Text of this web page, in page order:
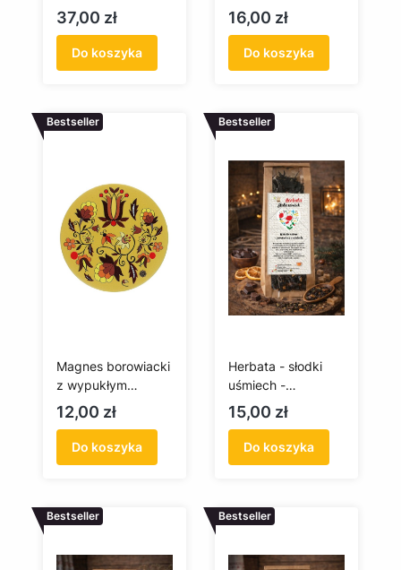
kaszubskie nuty
Cena
37,00 zł
Do koszyka
Cena
16,00 zł
Do koszyka
Bestseller
Magnes borowiacki
z wypukłym
reliefem
Cena
12,00 zł
Do koszyka
Bestseller
Herbata - słodki
uśmiech -
pomarańcza i
czekolada - 75g
Cena
15,00 zł
Do koszyka
Bestseller Bestseller